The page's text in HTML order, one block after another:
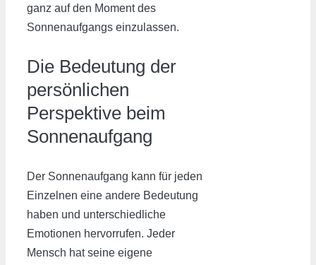
ganz auf den Moment des
Sonnenaufgangs einzulassen.
Die Bedeutung der
persönlichen
Perspektive beim
Sonnenaufgang
Der Sonnenaufgang kann für jeden
Einzelnen eine andere Bedeutung
haben und unterschiedliche
Emotionen hervorrufen. Jeder
Mensch hat seine eigene